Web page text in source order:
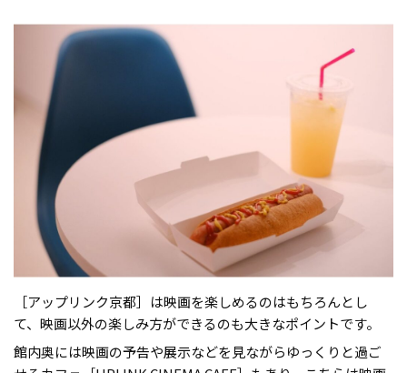
［アップリンク京都］は映画を楽しめるのはもちろんとし
て、映画以外の楽しみ方ができるのも大きなポイントです。
館内奥には映画の予告や展示などを見ながらゆっくりと過ご